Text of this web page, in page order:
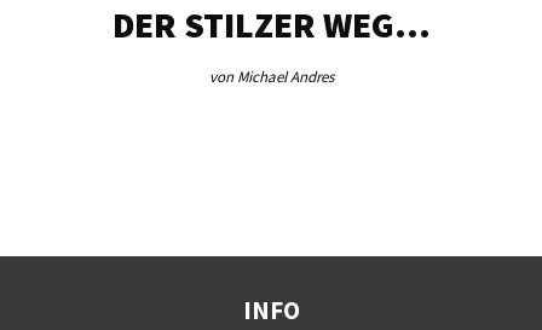
DER STILZER WEG…
von Michael Andres
INFO